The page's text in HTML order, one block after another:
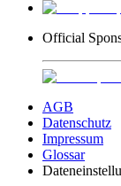
Official
AGB
Datenschutz
Impressum
Glossar